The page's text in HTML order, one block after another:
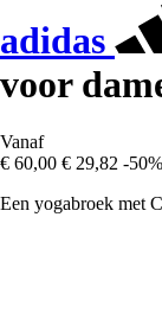
adidas
voor
Vanaf
€ 60,00 € 29,82 -50%
Een yogabroek met